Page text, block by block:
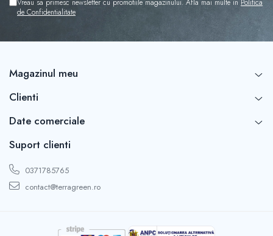
Vreau sa primesc newsletter cu promotiile magazinului. Afla mai multe in Politica
de Confidentialitate
Magazinul meu
Clienti
Date comerciale
Suport clienti
0371785765
contact@terragreen.ro